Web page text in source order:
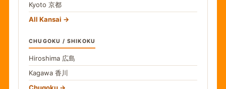
Kyoto 京都
All Kansai
CHUGOKU / SHIKOKU
Hiroshima 広島
Kagawa 香川